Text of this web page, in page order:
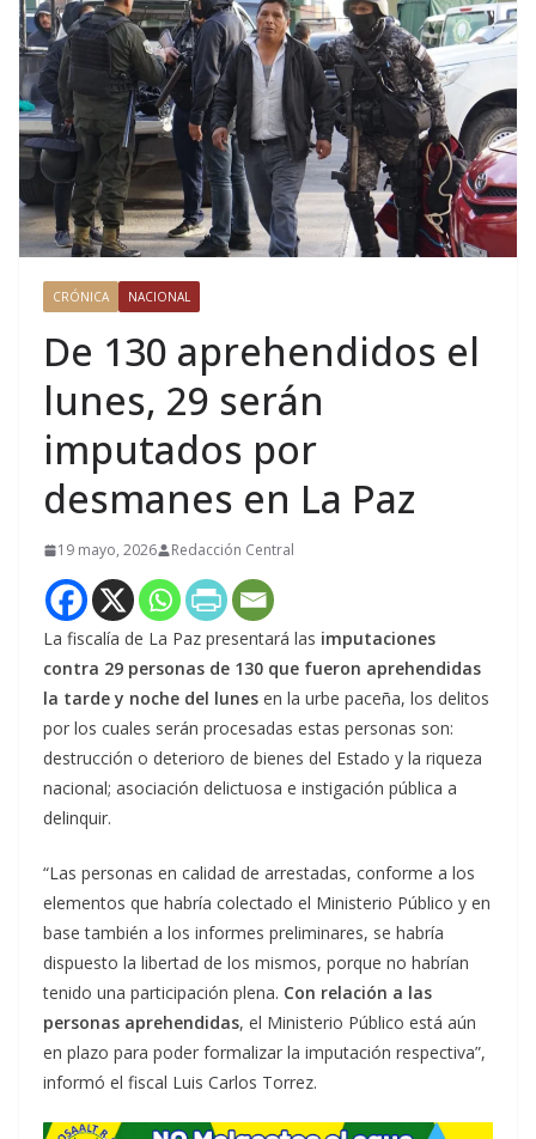
CRÓNICA NACIONAL
De 130 aprehendidos el
lunes, 29 serán
imputados por
desmanes en La Paz
19 mayo, 2026 Redacción Central
La fiscalía de La Paz presentará las imputaciones
contra 29 personas de 130 que fueron aprehendidas
la tarde y noche del lunes en la urbe paceña, los delitos
por los cuales serán procesadas estas personas son:
destrucción o deterioro de bienes del Estado y la riqueza
nacional; asociación delictuosa e instigación pública a
delinquir.
“Las personas en calidad de arrestadas, conforme a los
elementos que habría colectado el Ministerio Público y en
base también a los informes preliminares, se habría
dispuesto la libertad de los mismos, porque no habrían
tenido una participación plena. Con relación a las
personas aprehendidas, el Ministerio Público está aún
en plazo para poder formalizar la imputación respectiva”,
informó el fiscal Luis Carlos Torrez.